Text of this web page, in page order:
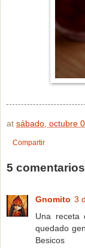
at sábado, octubre
Compartir
5
Gnomito 3
Una receta
quedado
Besicos